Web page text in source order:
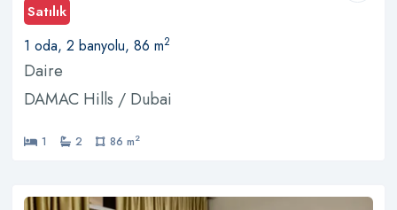
Satılık
1 oda, 2 banyolu, 86 m2
Daire
DAMAC Hills / Dubai
1 2 86 m2